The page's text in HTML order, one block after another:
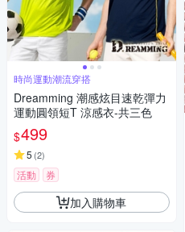
時尚運動潮流穿搭
Dreamming 潮感炫目速乾彈力
運動圓領短T 涼感衣-共三色
$499
5 (2)
活動 券
加入購物車